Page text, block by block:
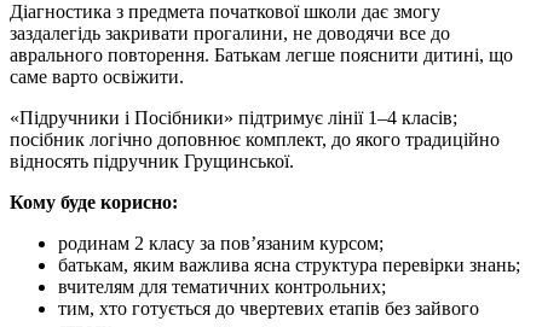
Діагностика з предмета початкової школи дає змогу
заздалегідь закривати прогалини, не доводячи все до
аврального повторення. Батькам легше пояснити дитині, що
саме варто освіжити.
«Підручники і Посібники» підтримує лінії 1–4 класів;
посібник логічно доповнює комплект, до якого традиційно
відносять підручник Грущинської.
Кому буде корисно:
родинам 2 класу за пов’язаним курсом;
батькам, яким важлива ясна структура перевірки знань;
вчителям для тематичних контрольних;
тим, хто готується до чвертевих етапів без зайвого